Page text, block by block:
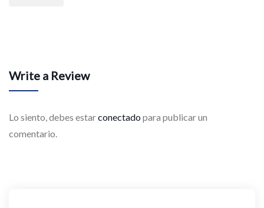
Write a Review
Lo siento, debes estarconectadopara publicar un
comentario.